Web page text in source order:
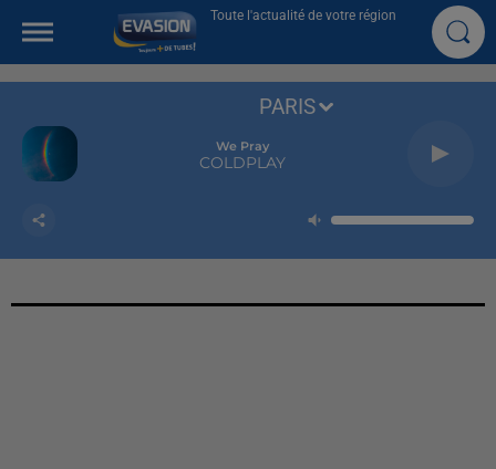
Toute l'actualité de votre région
We Pray
COLDPLAY
PARIS